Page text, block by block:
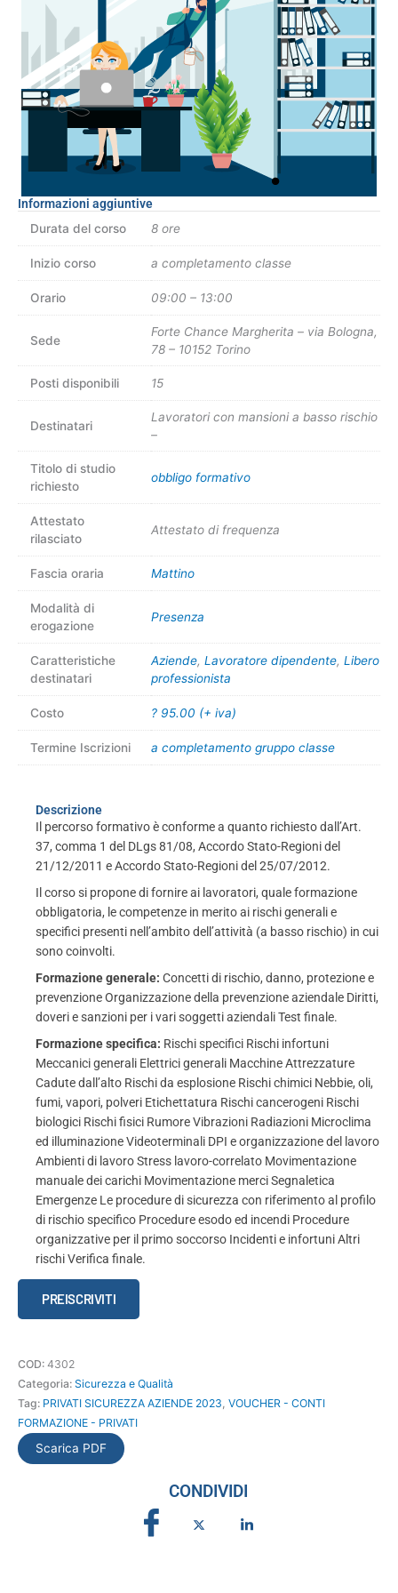
Rischio
quantità
Informazioni aggiuntive
Durata del corso
8 ore
Inizio corso a completamento classe
Orario 09:00 – 13:00
Sede
Forte Chance Margherita – via Bologna,
78 – 10152 Torino
Posti disponibili 15
Destinatari
Lavoratori con mansioni a basso rischio
–
Titolo di studio
richiesto
obbligo formativo
Attestato
rilasciato
Attestato di frequenza
Fascia oraria Mattino
Modalità di
erogazione
Presenza
Caratteristiche
destinatari
Aziende, Lavoratore dipendente, Libero
professionista
Costo ? 95.00 (+ iva)
Termine Iscrizioni a completamento gruppo classe
Descrizione
Il percorso formativo è conforme a quanto richiesto dall’Art.
37, comma 1 del DLgs 81/08, Accordo Stato-Regioni del
21/12/2011 e Accordo Stato-Regioni del 25/07/2012.
Il corso si propone di fornire ai lavoratori, quale formazione
obbligatoria, le competenze in merito ai rischi generali e
specifici presenti nell’ambito dell’attività (a basso rischio) in cui
sono coinvolti.
Formazione generale: Concetti di rischio, danno, protezione e
prevenzione Organizzazione della prevenzione aziendale Diritti,
doveri e sanzioni per i vari soggetti aziendali Test finale.
Formazione specifica: Rischi specifici Rischi infortuni
Meccanici generali Elettrici generali Macchine Attrezzature
Cadute dall’alto Rischi da esplosione Rischi chimici Nebbie, oli,
fumi, vapori, polveri Etichettatura Rischi cancerogeni Rischi
biologici Rischi fisici Rumore Vibrazioni Radiazioni Microclima
ed illuminazione Videoterminali DPI e organizzazione del lavoro
Ambienti di lavoro Stress lavoro-correlato Movimentazione
manuale dei carichi Movimentazione merci Segnaletica
Emergenze Le procedure di sicurezza con riferimento al profilo
di rischio specifico Procedure esodo ed incendi Procedure
organizzative per il primo soccorso Incidenti e infortuni Altri
rischi Verifica finale.
generale
alla
salute
e
sicurezza
per
PREISCRIVITI
COD: 4302
Categoria: Sicurezza e Qualità
Tag: PRIVATI SICUREZZA AZIENDE 2023, VOUCHER - CONTI
FORMAZIONE - PRIVATI
Scarica PDF
CONDIVIDI